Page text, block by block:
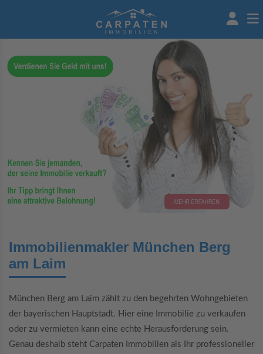
Immobilienmakler München Berg
am Laim
München Berg am Laim zählt zu den begehrten Wohngebieten
der bayerischen Hauptstadt. Hier eine Immobilie zu verkaufen
oder zu vermieten kann eine echte Herausforderung sein.
Genau deshalb steht Carpaten Immobilien als Ihr professioneller